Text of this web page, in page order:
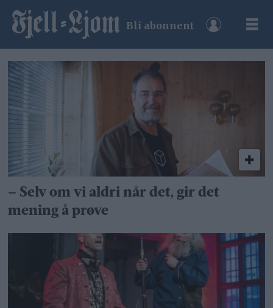
Bli abonnent
Tag:
roar
sundt
– Selv om vi aldri når det, gir det
mening å prøve